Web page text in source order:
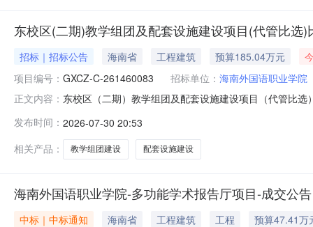
东校区(二期)教学组团及配套设施建设项目(代管比选)
招标｜招标公告 海南省 工程建筑 预算185.04万元
项目编号： GXCZ-C-261460083 招标单位： 海南外国语职业学院
正文内容： 东校区（二期）教学组团及配套设施建设项目（代管比
省文昌市教育东路178号东侧海南外国语职业学院东校区
23800㎡，拟建4栋综合教学
发布时间： 2026-07-30 20:53
相关产品：
教学组团建设 配套设施建设
海南外国语职业学院-多功能学术报告厅项目-成交公告
中标｜中标通知 海南省 工程建筑 工程
预算47.41万